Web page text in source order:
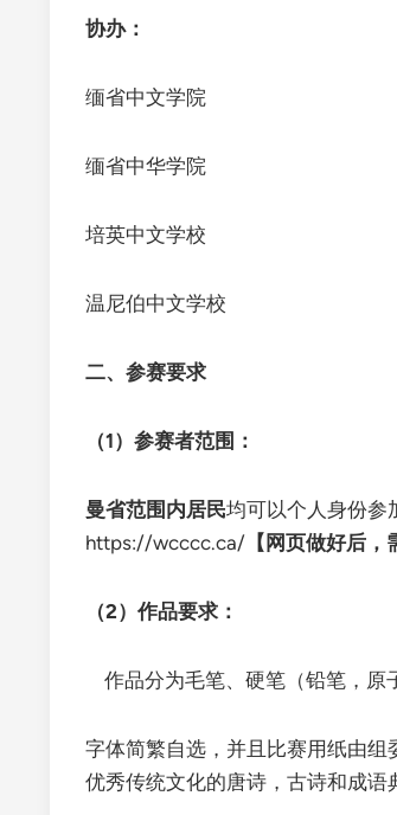
协办：
缅省中文学院
缅省中华学院
培英中文学校
温尼伯中文学校
二、 参赛要求
（1） 参赛者范围：
曼省范围内居民均可以个人身份参
https://wcccc.ca/ 【网页做好后，
（2） 作品要求：
作品分为毛笔、硬笔（铅笔，原
字体简繁自选，并且比赛用纸由组
优秀传统文化的唐诗，古诗和成语